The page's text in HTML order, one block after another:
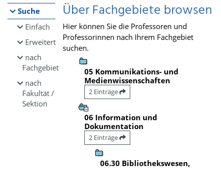
Suche
Einfach
Erweitert
nach
Fachgebiet
nach
Fakultät /
Sektion
Über Fachgebiete browsen
Hier können Sie die Professoren und
Professorinnen nach Ihrem Fachgebiet
suchen.
05 Kommunikations- und
Medienwissenschaften
2 Einträge
06 Information und
Dokumentation
2 Einträge
06.30 Bibliothekswesen,